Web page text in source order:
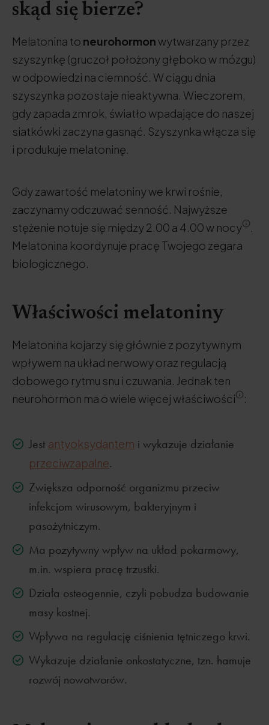
skąd się bierze?
Melatonina to neurohormonwytwarzany przez
szyszynkę (gruczoł położony głęboko w mózgu)
w odpowiedzi na ciemność. W ciągu dnia
szyszynka pozostaje nieaktywna. Wieczorem,
gdy zapada zmrok, światło wpadające do naszej
siatkówki zaczyna gasnąć. Szyszynka włącza się
i produkuje melatoninę.
Gdy zawartość melatoniny we krwi rośnie,
zaczynamy odczuwać senność. Najwyższe
stężenie notuje się między 2.00 a 4.00 w nocy
.
Melatonina koordynuje pracę Twojego zegara
biologicznego.
Właściwości melatoniny
Melatonina kojarzy się głównie z pozytywnym
wpływem na układ nerwowy oraz regulacją
dobowego rytmu snu i czuwania. Jednak ten
neurohormon ma o wiele więcej właściwości
:
Jest antyoksydantem i wykazuje działanie
przeciwzapalne.
Zwiększa odporność organizmu przeciw
infekcjom wirusowym, bakteryjnym i
pasożytniczym.
Ma pozytywny wpływ na układ pokarmowy,
m.in. wspiera pracę trzustki.
Działa osteogennie, czyli pobudza budowanie
masy kostnej.
Wpływa na regulację ciśnienia tętniczego krwi.
Wykazuje działanie onkostatyczne, tzn. hamuje
rozwój nowotworów.